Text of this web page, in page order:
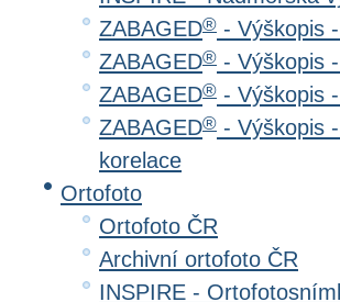
ZABAGED® - Výškopis
ZABAGED® - Výškopis
ZABAGED® - Výškopis
ZABAGED® - Výškopis
korelace
Ortofoto
Ortofoto ČR
Archivní ortofoto ČR
INSPIRE -